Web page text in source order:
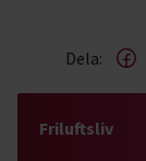
Dela:
Friluftsliv